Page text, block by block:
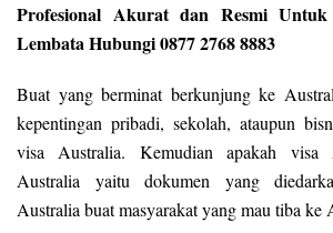
Profesional Akurat dan Resmi
Lembata Hubungi 0877 2768 8883
Buat yang berminat berkunjung ke
kepentingan pribadi, sekolah, ataupun
visa Australia. Kemudian apakah visa
Australia yaitu dokumen yang
Australia buat masyarakat yang mau tiba ke